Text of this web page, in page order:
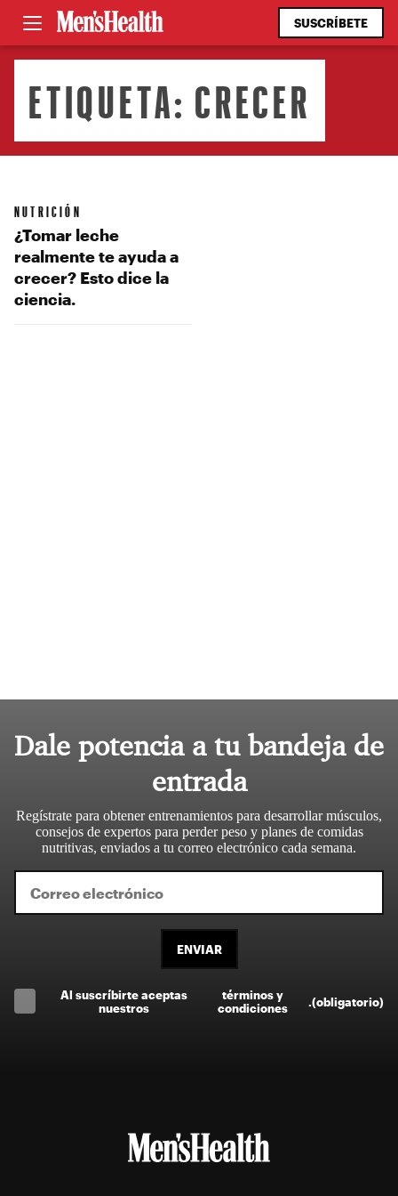
SUSCRÍBETE
ETIQUETA: CRECER
NUTRICIÓN
¿Tomar leche
realmente te ayuda a
crecer? Esto dice la
ciencia.
Dale potencia a tu bandeja de
entrada
Regístrate para obtener entrenamientos para desarrollar músculos,
consejos de expertos para perder peso y planes de comidas
nutritivas, enviados a tu correo electrónico cada semana.
ENVIAR
Al suscríbirte aceptas
nuestros
términos y
condiciones
(obligatorio)